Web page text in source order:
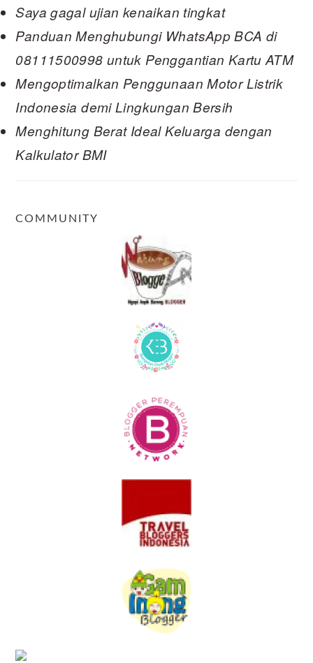
Saya gagal ujian kenaikan tingkat
Panduan Menghubungi WhatsApp BCA di
08111500998 untuk Penggantian Kartu ATM
Mengoptimalkan Penggunaan Motor Listrik
Indonesia demi Lingkungan Bersih
Menghitung Berat Ideal Keluarga dengan
Kalkulator BMI
COMMUNITY